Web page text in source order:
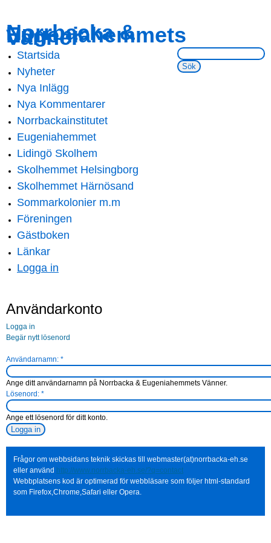
main
content
navigation
Norrbacka &
Eugeniahemmets
Vänner
Sök på webbsidan:
Main menu
Startsida
Nyheter
Nya Inlägg
Nya Kommentarer
Norrbackainstitutet
Eugeniahemmet
Lidingö Skolhem
Skolhemmet Helsingborg
Skolhemmet Härnösand
Sommarkolonier m.m
Föreningen
Gästboken
Länkar
Logga in
Användarkonto
Logga in
Begär nytt lösenord
Användarnamn: *
Ange ditt användarnamn på Norrbacka & Eugeniahemmets Vänner.
Lösenord: *
Ange ett lösenord för ditt konto.
Frågor om webbsidans teknik skickas till webmaster(at)norrbacka-eh.se
eller använd http://www.norrbacka-eh.se/?q=contact
Webbplatsens kod är optimerad för webbläsare som följer html-standard
som Firefox,Chrome,Safari eller Opera.